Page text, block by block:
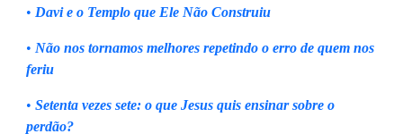
• Davi e o Templo que Ele Não Construiu
• Não nos tornamos melhores repetindo o erro de quem nos
feriu
• Setenta vezes sete: o que Jesus quis ensinar sobre o
perdão?